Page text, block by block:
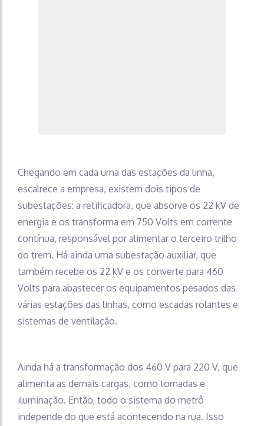
Chegando em cada uma das estações da linha,
escalrece a empresa, existem dois tipos de
subestações: a retificadora, que absorve os 22 kV de
energia e os transforma em 750 Volts em corrente
contínua, responsável por alimentar o terceiro trilho
do trem. Há ainda uma subestação auxiliar, que
também recebe os 22 kV e os converte para 460
Volts para abastecer os equipamentos pesados das
várias estações das linhas, como escadas rolantes e
sistemas de ventilação.
Ainda há a transformação dos 460 V para 220 V, que
alimenta as demais cargas, como tomadas e
iluminação. Então, todo o sistema do metrô
independe do que está acontecendo na rua. Isso